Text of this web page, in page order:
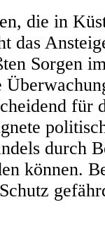
die in
das
Sorgen
für
durch
können.